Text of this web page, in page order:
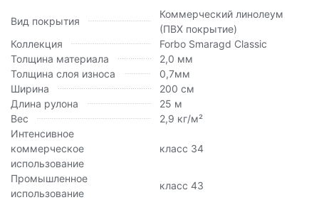
Вид покрытия
Коммерческий линолеум
(ПВХ покрытие)
Коллекция
Forbo Smaragd Classic
Толщина материала
2,0 мм
Толщина слоя износа
0,7мм
Ширина
200 см
Длина рулона
25 м
Вес
2,9 кг/м²
Интенсивное
коммерческое
использование
класс 34
Промышленное
использование
класс 43